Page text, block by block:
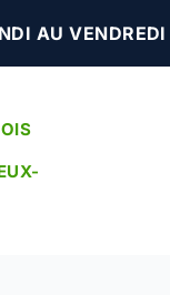
AU